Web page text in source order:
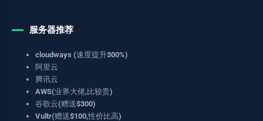
服务器推荐
cloudways (速度提升300%)
阿里云
腾讯云
AWS(业界大佬,比较贵)
谷歌云(赠送$300)
Vultr(赠送$100,性价比高)